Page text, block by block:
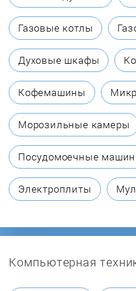
Biol
Bosch
Газовые котлы
Духовые шкафы
Кофемашины
Морозильные камеры
Посудомоечные
Электроплиты
Компьютерная